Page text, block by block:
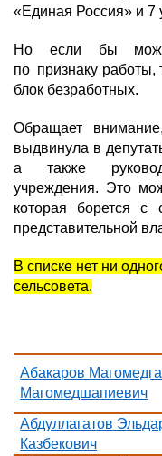
«Единая Россия» и
Но если бы
по признаку работы,
блок безработных.
Обращает
выдвинула в
а также
учреждения. Это
которая борется с
представительной
В списке нет ни
сельсовета.
Абакаров
Магомедшапиевич
Абдуллагатов
Казбекович